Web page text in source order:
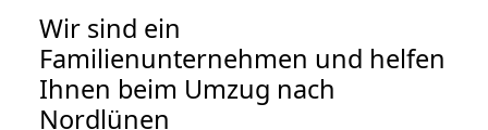
Wir sind ein
Familienunternehmen und helfen
Ihnen beim Umzug nach
Nordlünen